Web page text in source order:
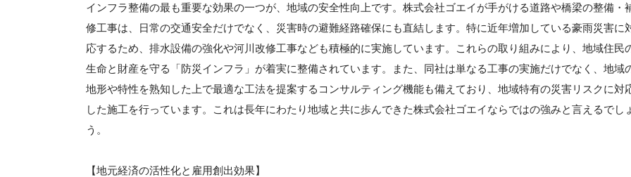
インフラ整備の最も重要な効果の一つが、地域の安全性向上です。株式会社ゴエイが手がける道路や橋梁の整備・
修工事は、日常の交通安全だけでなく、災害時の避難経路確保にも直結します。特に近年増加している豪雨災害に
応するため、排水設備の強化や河川改修工事なども積極的に実施しています。これらの取り組みにより、地域住民
生命と財産を守る「防災インフラ」が着実に整備されています。また、同社は単なる工事の実施だけでなく、地域
地形や特性を熟知した上で最適な工法を提案するコンサルティング機能も備えており、地域特有の災害リスクに対
した施工を行っています。これは長年にわたり地域と共に歩んできた株式会社ゴエイならではの強みと言えるでし
う。
【地元経済の活性化と雇用創出効果】